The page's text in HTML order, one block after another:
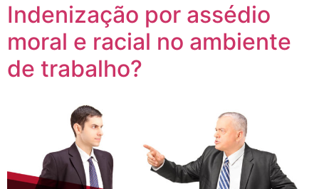
Indenização por assédio
moral e racial no ambiente
de trabalho?